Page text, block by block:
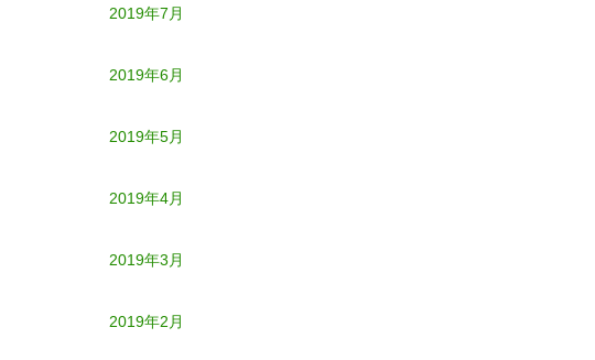
2019年7月
2019年6月
2019年5月
2019年4月
2019年3月
2019年2月